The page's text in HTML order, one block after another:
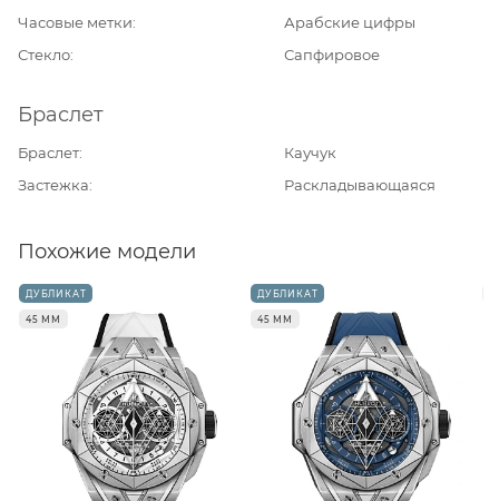
Часовые метки
Арабские цифры
Стекло
Сапфировое
Браслет
Браслет
Каучук
Застежка
Раскладывающаяся
Похожие модели
ДУБЛИКАТ
45 ММ
ДУБЛИКАТ
45 ММ